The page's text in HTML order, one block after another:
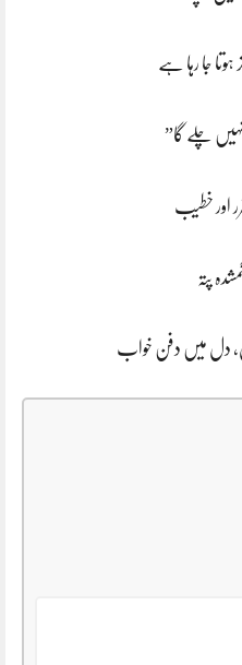
جا رہا ہے
چلے گا”
اور خطیب
پتہ
دل میں دفن خواب